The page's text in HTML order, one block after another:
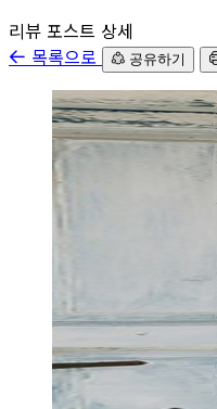
본문으로 바로가기
리뷰 포스트 상세
목록으로
공유하기